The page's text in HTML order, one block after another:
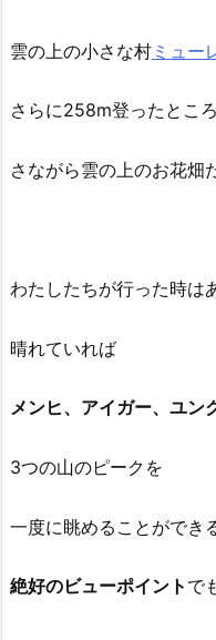
雲の上の小さな村 ミュー
さらに258m登ったとこ
さながら雲の上のお花畑
わたしたちが行った時は
晴れていれば
メンヒ、アイガー、ユン
3つの山のピークを
一度に眺めることができ
絶好のビューポイント で